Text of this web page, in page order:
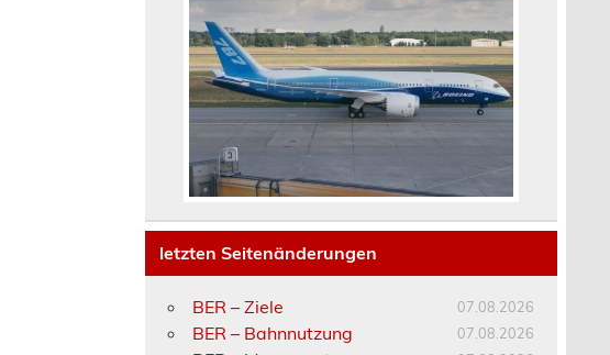
letzten Seitenänderungen
BER – Ziele 07.08.2026
BER – Bahnnutzung 07.08.2026